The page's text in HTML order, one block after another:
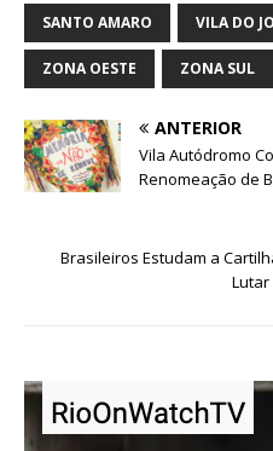
SANTO AMARO VILA DO
ZONA OESTE ZONA SUL
ANTERIOR
Vila Autódromo
Renomeação de
Brasileiros Estudam a